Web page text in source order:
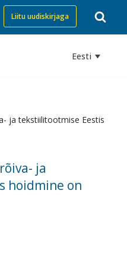
Liitu uudiskirjaga
Eesti
ja tekstiilitootmise Eestis
ja
hoidmine on